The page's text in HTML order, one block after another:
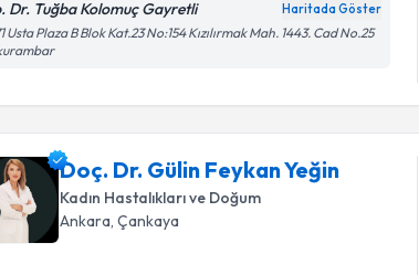
Dr. Tuğba Kolomuç Gayretli Haritada Göster
Usta Plaza B Blok Kat.23 No:154 Kızılırmak Mah. 1443. Cad No.25
Doç. Dr. Gülin Feykan Yeğin
Kadın Hastalıkları ve Doğum
Ankara, Çankaya